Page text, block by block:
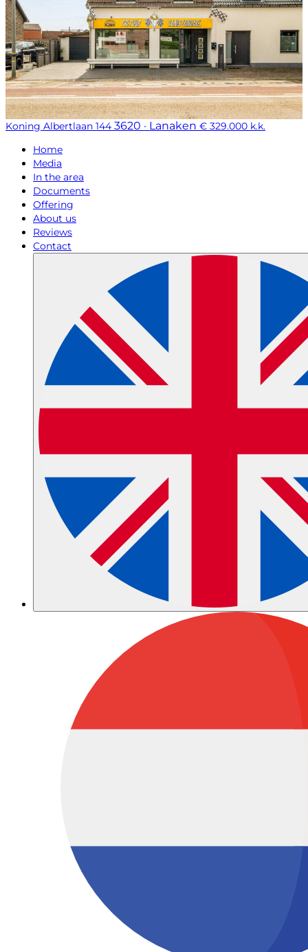
Koning Albertlaan 144 3620 · Lanaken € 329.000 k.k.
Home
Media
In the area
Documents
Offering
About us
Reviews
Contact